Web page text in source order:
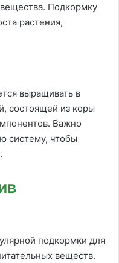
Подкормку
растения,
выращивать в
состоящей из коры
Важно
систему, чтобы
подкормки для
веществ.